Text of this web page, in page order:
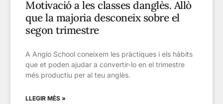
Motivació a les classes danglès. Allò
que la majoria desconeix sobre el
segon trimestre
A Anglo School coneixem les pràctiques i els hàbits
que et poden ajudar a convertir-lo en el trimestre
més productiu per al teu anglès.
LLEGIR MÈS »